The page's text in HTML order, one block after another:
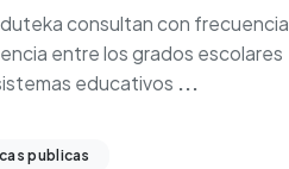
consultan con frecuencia
entre los grados escolares
educativos ...
publicas